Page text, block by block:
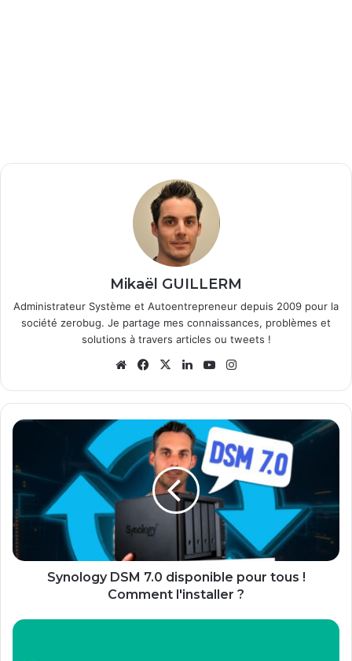
Mikaël GUILLERM
Administrateur Système et Autoentrepreneur depuis 2009 pour la
société zerobug. Je partage mes connaissances, problèmes et
solutions à travers articles ou tweets !
WebsiteFacebook
X LinkedinYouTube
Synology
disponible
pour
tous
!
Comment
l'installer
Synology DSM 7.0 disponible pour tous !
Comment l'installer ?
Comment